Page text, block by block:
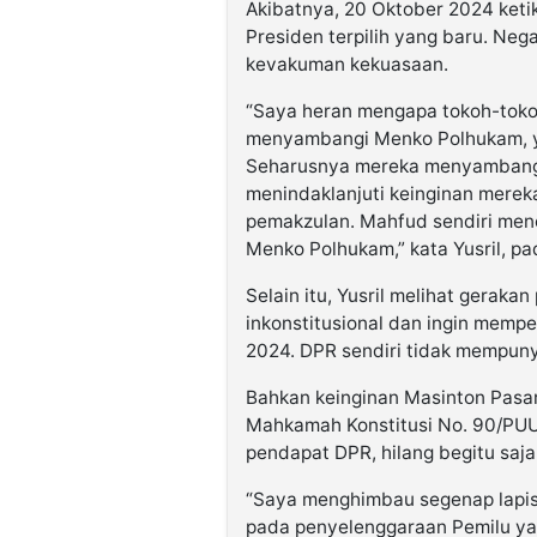
Akibatnya, 20 Oktober 2024
Presiden terpilih yang baru.
kevakuman kekuasaan.
“Saya heran mengapa tokoh-
menyambangi Menko
Seharusnya mereka
menindaklanjuti keinginan
pemakzulan. Mahfud sendiri
Menko Polhukam,” kata Yusril,
Selain itu, Yusril melihat
inkonstitusional dan ingin
2024. DPR sendiri tidak
Bahkan keinginan Masinton
Mahkamah Konstitusi No. 90/
pendapat DPR, hilang begitu
“Saya menghimbau segenap
pada penyelenggaraan Pemilu